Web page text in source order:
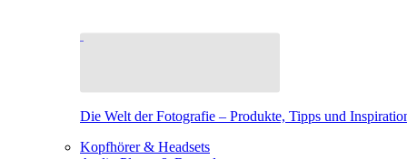
Die Welt der Fotografie – Produkte, Tipps und
Kopfhörer & Headsets